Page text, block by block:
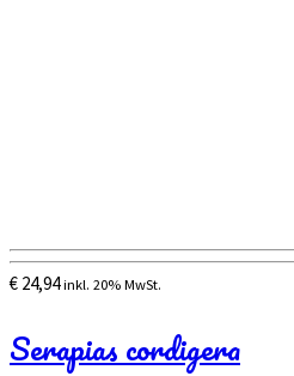
€ 24,94 inkl. 20% MwSt.
Serapias cordigera